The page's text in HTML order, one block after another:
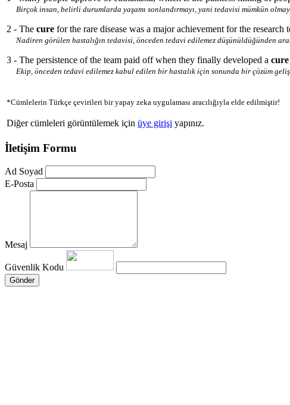
Birçok insan, belirli durumlarda yaşamı sonlandırmayı, yani tedavisi mümkün
2 - The cure for the rare disease was a major achievement for the
Nadiren görülen hastalığın tedavisi, önceden tedavi edilemez düşünüldüğünden
3 - The persistence of the team paid off when they finally developed a cure
Ekip, önceden tedavi edilemez kabul edilen bir hastalık için sonunda bir çözüm
*Cümlelerin Türkçe çevirileri bir yapay zeka uygulaması aracılığıyla elde edilmiştir!
Diğer cümleleri görüntülemek için üye girişi yapınız.
İletişim Formu
Ad Soyad
E-Posta
Mesaj
Güvenlik Kodu
Gönder